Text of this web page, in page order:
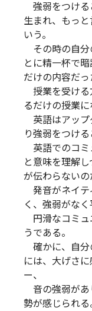
強弱をつける
生まれ、もっ
いう。
その時の自分
とに精一杯で
だけの内容だっ
授業を受ける
るだけの授業に
英語はアップ
り強弱をつけ
英語でのコミ
と意味を理解
が伝わらないの
発音がネイテ
く、強弱がな
円滑なコミュ
うである。
確かに、自分
には、大げさ
ー、
音の強弱があ
勢が感じられる